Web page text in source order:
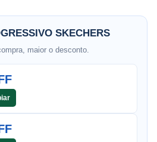
SKECHERS
maior o desconto.